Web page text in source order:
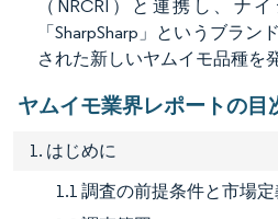
（NRCRI）と連携し、ナ
「SharpSharp」というブラン
された新しいヤムイモ品種を
ヤムイモ業界レポートの目
1. はじめに
1.1 調査の前提条件と市場